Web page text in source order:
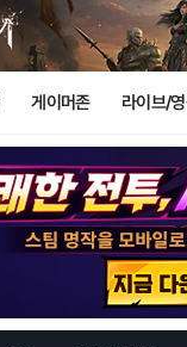
게이머존 라이브/